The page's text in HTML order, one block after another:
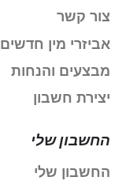
צור קשר
אביזרי מין חדשים
מבצעים והנחות
יצירת חשבון
החשבון שלי
החשבון שלי